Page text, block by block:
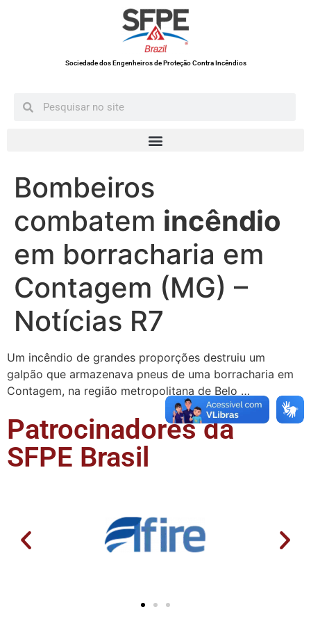
Sociedade dos Engenheiros de Proteção Contra Incêndios
Bombeiros
combatem incêndio
em borracharia em
Contagem (MG) –
Notícias R7
Um incêndio de grandes proporções destruiu um
galpão que armazenava pneus de uma borracharia em
Contagem, na região metropolitana de Belo …
Patrocinadores da
SFPE Brasil